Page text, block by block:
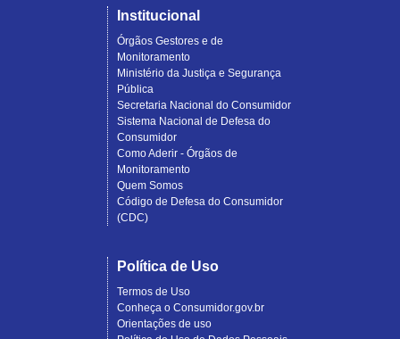
Institucional
Órgãos Gestores e de
Monitoramento
Ministério da Justiça e Segurança
Pública
Secretaria Nacional do Consumidor
Sistema Nacional de Defesa do
Consumidor
Como Aderir - Órgãos de
Monitoramento
Quem Somos
Código de Defesa do Consumidor
(CDC)
Política de Uso
Termos de Uso
Conheça o Consumidor.gov.br
Orientações de uso